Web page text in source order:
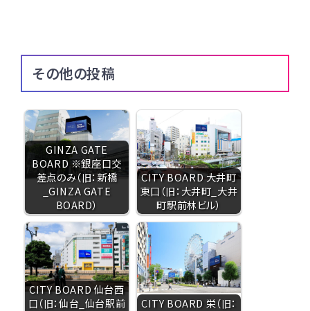
その他の投稿
GINZA GATE
BOARD ※銀座口交
差点のみ（旧：新橋
_GINZA GATE
BOARD）
CITY BOARD 大井町
東口（旧：大井町_大井
町駅前林ビル）
CITY BOARD 仙台西
口（旧：仙台_仙台駅前
CITY BOARD 栄（旧：